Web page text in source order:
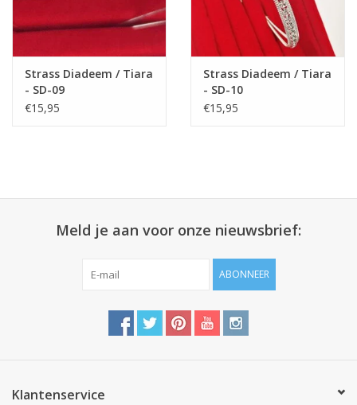
Strass Diadeem / Tiara
- SD-09
€15,95
Strass Diadeem / Tiara
- SD-10
€15,95
Meld je aan voor onze nieuwsbrief:
ABONNEER
Klantenservice